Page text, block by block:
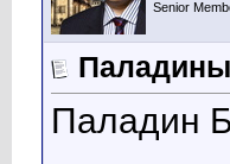
Senior
Паладин